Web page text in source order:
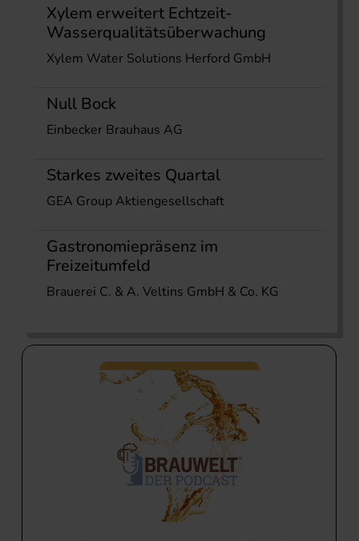
Xylem erweitert Echtzeit-
Wasserqualitätsüberwachung
Xylem Water Solutions Herford GmbH
Null Bock
Einbecker Brauhaus AG
Starkes zweites Quartal
GEA Group Aktiengesellschaft
Gastronomiepräsenz im
Freizeitumfeld
Brauerei C. & A. Veltins GmbH & Co. KG